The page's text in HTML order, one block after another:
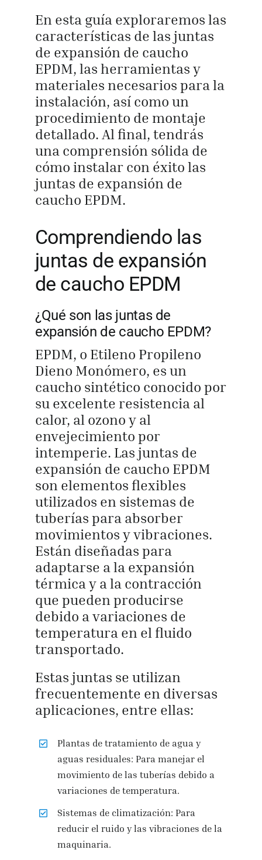
En esta guía exploraremos las
características de las juntas
de expansión de caucho
EPDM, las herramientas y
materiales necesarios para la
instalación, así como un
procedimiento de montaje
detallado. Al final, tendrás
una comprensión sólida de
cómo instalar con éxito las
juntas de expansión de
caucho EPDM.
Comprendiendo las
juntas de expansión
de caucho EPDM
¿Qué son las juntas de
expansión de caucho EPDM?
EPDM, o Etileno Propileno
Dieno Monómero, es un
caucho sintético conocido por
su excelente resistencia al
calor, al ozono y al
envejecimiento por
intemperie. Las juntas de
expansión de caucho EPDM
son elementos flexibles
utilizados en sistemas de
tuberías para absorber
movimientos y vibraciones.
Están diseñadas para
adaptarse a la expansión
térmica y a la contracción
que pueden producirse
debido a variaciones de
temperatura en el fluido
transportado.
Estas juntas se utilizan
frecuentemente en diversas
aplicaciones, entre ellas:
Plantas de tratamiento de agua y
aguas residuales: Para manejar el
movimiento de las tuberías debido a
variaciones de temperatura.
Sistemas de climatización: Para
reducir el ruido y las vibraciones de la
maquinaria.